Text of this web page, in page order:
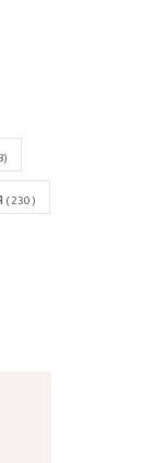
(230)